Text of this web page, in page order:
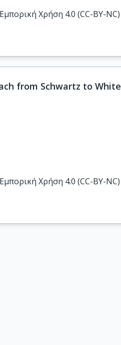
Χρήση 4.0 (CC-BY-NC)
from Schwartz to
Χρήση 4.0 (CC-BY-NC)